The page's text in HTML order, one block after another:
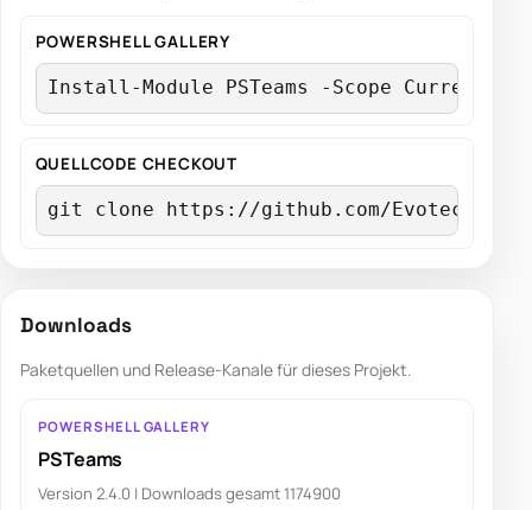
POWERSHELL GALLERY
Install-Module PSTeams -Scope
QUELLCODE CHECKOUT
git clone https://github.com/EvotecIT/
Downloads
Paketquellen und Release-Kanale für dieses Projekt.
POWERSHELL GALLERY
PSTeams
Version 2.4.0 | Downloads gesamt 1174900